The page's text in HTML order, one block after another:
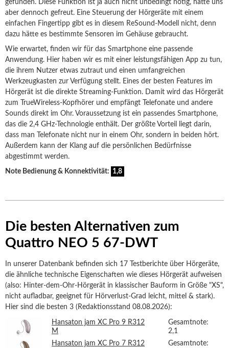
gefunden. Diese Funktion ist ja auch nicht unbedingt nötig, hätte uns
aber dennoch gefreut. Eine Steuerung der Hörgeräte mit einem
einfachen Fingertipp gibt es in diesem ReSound-Modell nicht, denn
dazu hätte es bestimmte Sensoren im Gehäuse gebraucht.
Wie erwartet, finden wir für das Smartphone eine passende
Anwendung. Hier haben wir es mit einer leistungsfähigen App zu tun,
die ihrem Nutzer etwas zutraut und einen umfangreichen
Werkzeugkasten zur Verfügung stellt. Eines der besten Features im
Hörgerät ist die direkte Streaming-Funktion. Damit wird das Hörgerät
zum TrueWireless-Kopfhörer und empfängt Telefonate und andere
Sounds direkt im Ohr. Voraussetzung ist ein passendes Smartphone,
das die 2,4 GHz-Technologie enthält. Der größte Vorteil liegt darin,
dass man Telefonate nicht nur in einem Ohr, sondern in beiden hört.
Außerdem kann der Klang auf die persönlichen Bedürfnisse
abgestimmt werden.
Note Bedienung & Konnektivität: 1,8
Die besten Alternativen zum
Quattro NEO 5 67-DWT
In unserer Datenbank befinden sich 17 Testberichte über Hörgeräte,
die ähnliche technische Eigenschaften wie dieses Hörgerät aufweisen
(also: Hinter-dem-Ohr-Hörgerät in klassischer Bauform in Größe "XS",
nicht aufladbar, geeignet für Hörverlust-Grad leicht, mittel & stark).
Hier sind die besten 3 (Redaktionsstand 08.08.2026):
Hansaton jam XC Pro 9 R312
M
Gesamtnote:
2,1
Hansaton jam XC Pro 7 R312
Gesamtnote: